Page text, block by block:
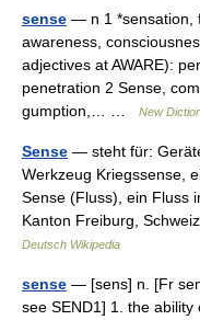
sense — n 1 *sensation,
awareness,
adjectives at AWARE):
penetration 2 Sense,
gumption,… …
New
Sense — steht für:
Werkzeug Kriegssense,
Sense (Fluss), ein Fluss
Kanton Freiburg,
Deutsch Wikipedia
sense — [sens] n. [Fr
see SEND1] 1. the